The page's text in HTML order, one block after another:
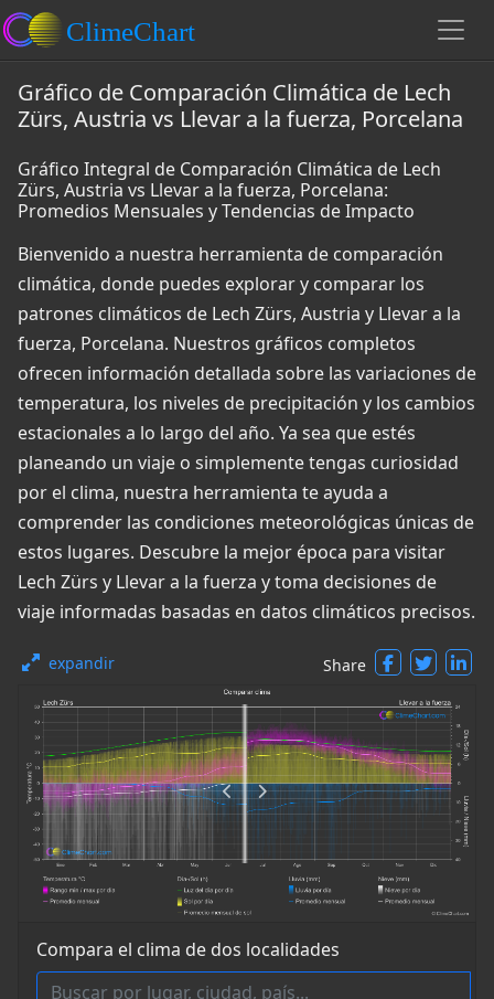
Gráfico de Comparación Climática de Lech
Zürs, Austria vs Llevar a la fuerza, Porcelana
Gráfico Integral de Comparación Climática de Lech
Zürs, Austria vs Llevar a la fuerza, Porcelana:
Promedios Mensuales y Tendencias de Impacto
Bienvenido a nuestra herramienta de comparación
climática, donde puedes explorar y comparar los
patrones climáticos de Lech Zürs, Austria y Llevar a la
fuerza, Porcelana. Nuestros gráficos completos
ofrecen información detallada sobre las variaciones de
temperatura, los niveles de precipitación y los cambios
estacionales a lo largo del año. Ya sea que estés
planeando un viaje o simplemente tengas curiosidad
por el clima, nuestra herramienta te ayuda a
comprender las condiciones meteorológicas únicas de
estos lugares. Descubre la mejor época para visitar
Lech Zürs y Llevar a la fuerza y toma decisiones de
viaje informadas basadas en datos climáticos precisos.
expandir Share
Compara el clima de dos localidades